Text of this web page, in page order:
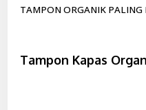
TAMPON ORGANIK PALING
Tampon Kapas